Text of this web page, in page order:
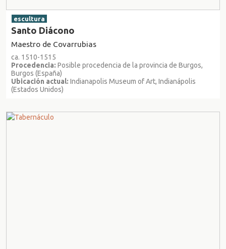
escultura
Santo Diácono
Maestro de Covarrubias
ca. 1510-1515
Procedencia: Posible procedencia de la provincia de Burgos,
Burgos (España)
Ubicación actual: Indianapolis Museum of Art, Indianápolis
(Estados Unidos)